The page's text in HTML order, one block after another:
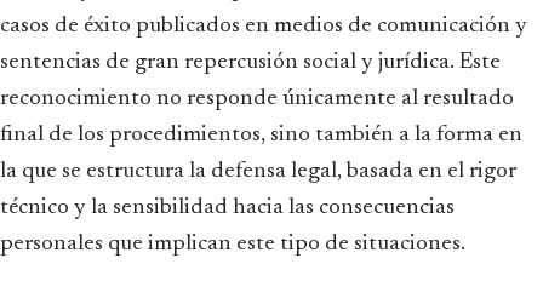
casos de éxito publicados en medios de comunicación y
sentencias de gran repercusión social y jurídica. Este
reconocimiento no responde únicamente al resultado
final de los procedimientos, sino también a la forma en
la que se estructura la defensa legal, basada en el rigor
técnico y la sensibilidad hacia las consecuencias
personales que implican este tipo de situaciones.